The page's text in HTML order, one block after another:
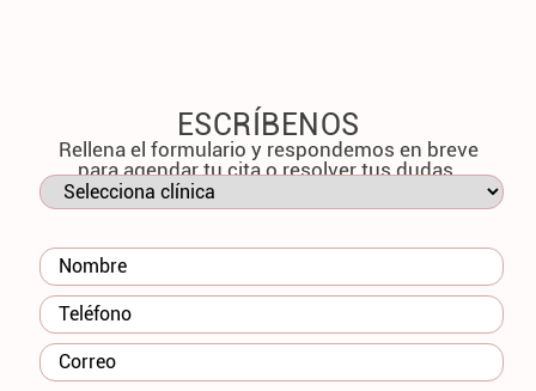
ESCRÍBENOS
Rellena el formulario y respondemos en breve
para agendar tu cita o resolver tus dudas.